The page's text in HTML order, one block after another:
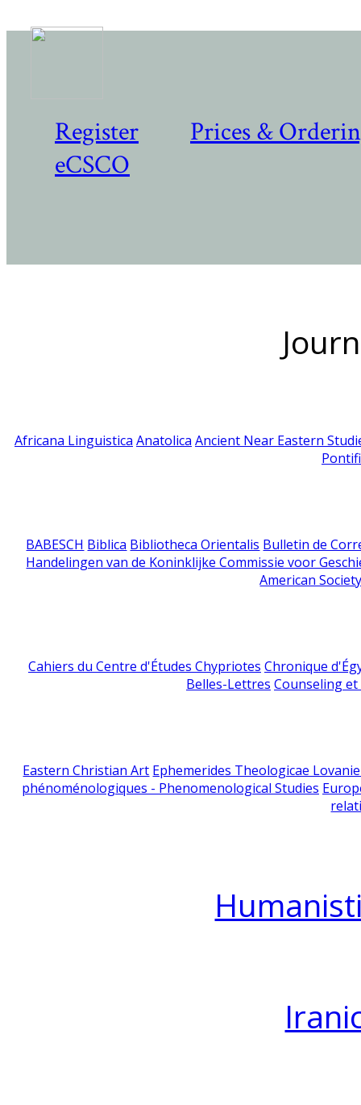
Register
Prices &
eCSCO
Africana Linguistica Anatolica Ancient Near Eastern
BABESCH Biblica Bibliotheca Orientalis Bulletin de
Handelingen van de Koninklijke Commissie voor
American
Cahiers du Centre d'Études Chypriotes Chronique
Belles-Lettres Counseling
Eastern Christian Art Ephemerides Theologicae
phénoménologiques - Phenomenological Studies